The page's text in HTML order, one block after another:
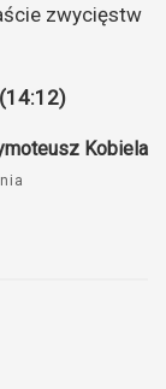
zwycięstw
Kobiela